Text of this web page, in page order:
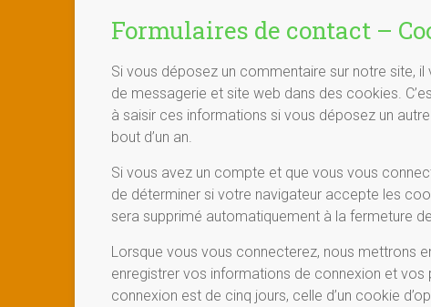
Formulaires de contact –
Si vous déposez un commentaire sur notre site,
de messagerie et site web dans des cookies.
à saisir ces informations si vous déposez un
bout d’un an.
Si vous avez un compte et que vous vous
de déterminer si votre navigateur accepte les
sera supprimé automatiquement à la fermeture
Lorsque vous vous connecterez, nous mettrons
enregistrer vos informations de connexion et vos
connexion est de cinq jours, celle d’un cookie